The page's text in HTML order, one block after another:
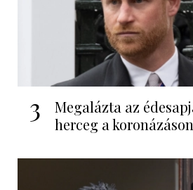
3
Megalázta az
herceg a